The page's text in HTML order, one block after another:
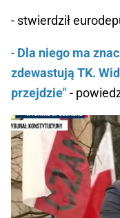
- stwierdził
- Dla niego ma
zdewastują TK.
przejdzie"-